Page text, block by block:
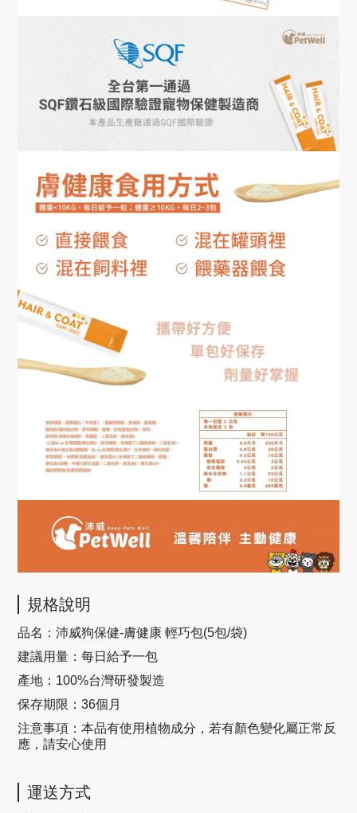
規格說明
品名：沛威狗保健-膚健康 輕巧包(5包/袋)
建議用量：每日給予一包
產地：100%台灣研發製造
保存期限：36個月
注意事項：本品有使用植物成分，若有顏色變化屬正常反
應，請安心使用
運送方式